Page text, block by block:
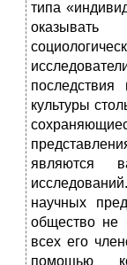
типа
последствия
культуры
являются
научных
общество не
всех его
помощью